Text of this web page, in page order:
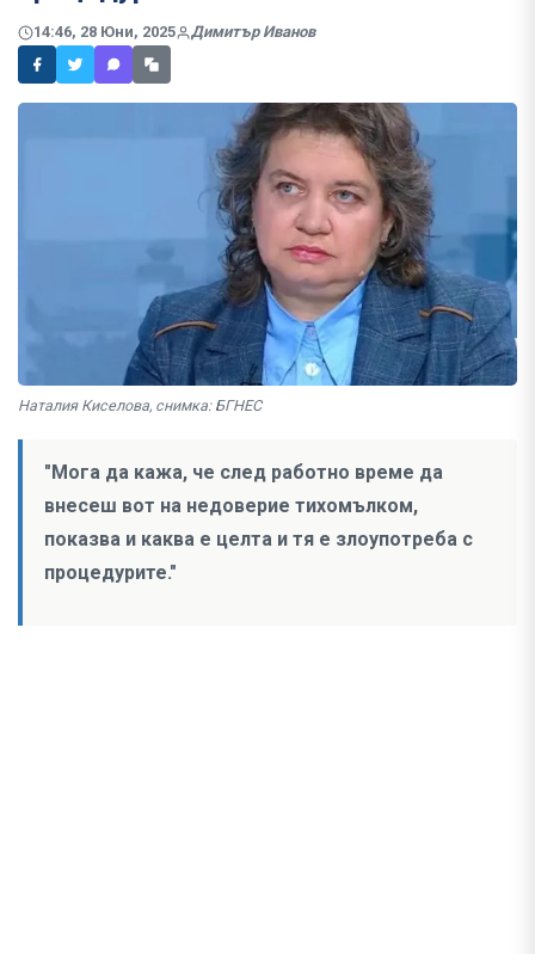
14:46, 28 Юни, 2025 Димитър Иванов
Наталия Киселова, снимка: БГНЕС
"Мога да кажа, че след работно време да
внесеш вот на недоверие тихомълком,
показва и каква е целта и тя е злоупотреба с
процедурите."